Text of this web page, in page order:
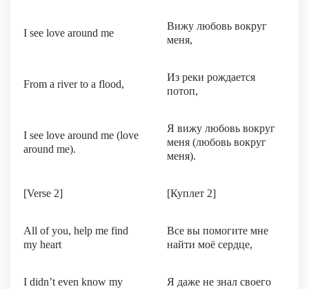
I see love around me
Вижу любовь вокруг
меня,
From a river to a flood,
Из реки рождается
потоп,
I see love around me (love
around me).
Я вижу любовь вокруг
меня (любовь вокруг
меня).
[Verse 2] [Куплет 2]
All of you, help me find
my heart
Все вы помогите мне
найти моё сердце,
I didn’t even know my
Я даже не знал своего